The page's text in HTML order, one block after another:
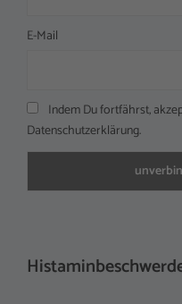
E-Mail
Indem Du fortfährst,
Datenschutzerklärung.